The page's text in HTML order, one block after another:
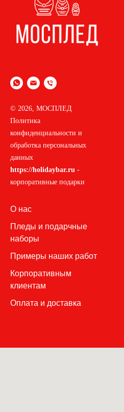
© 2026, МОСПЛЕД
Политика
конфиденциальности и
обработка персональных
данных
https://holidaybar.ru -
корпоративные подарки
О нас
Пледы и подарчные
наборы
П римеры наших работ
Корпоративным
клиентам
Оплата и доставка